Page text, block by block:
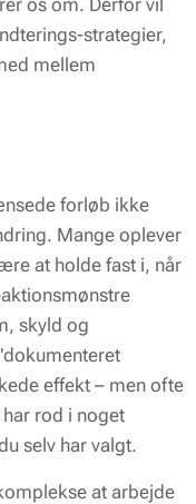
strategier,
mellem
forløb ikke
Mange oplever
at holde fast i, når
skyld og
effekt – men ofte
rod i noget
selv har valgt.
at arbejde